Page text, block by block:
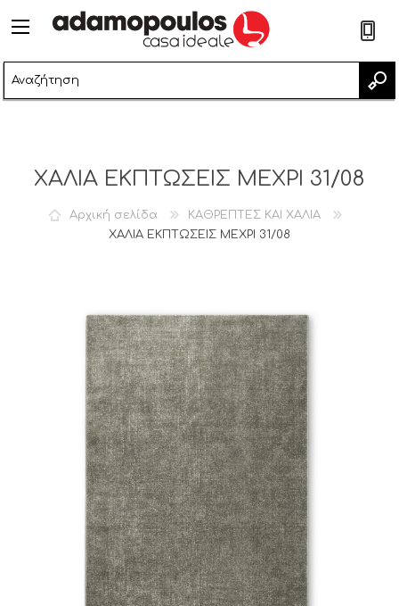
ΧΑΛΙΑ ΕΚΠΤΩΣΕΙΣ ΜΕΧΡΙ 31/08
Αρχική σελίδα
ΚΑΘΡΕΠΤΕΣ ΚΑΙ ΧΑΛΙΑ
ΧΑΛΙΑ ΕΚΠΤΩΣΕΙΣ ΜΕΧΡΙ 31/08